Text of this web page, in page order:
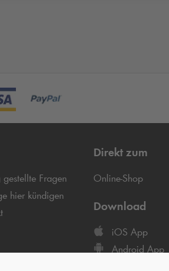
Fragen
hier kündigen
Direkt zum
Online-Shop
Download
iOS App
Android App